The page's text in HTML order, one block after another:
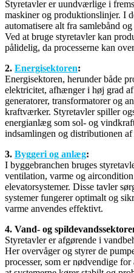
Styretavler er uundværlige i
maskiner og produktionslinjer. I
automatisere alt fra samlebånd
Ved at bruge styretavler kan
pålidelig, da processerne kan
2. Energisektoren:
Energisektoren, herunder både
elektricitet, afhænger i høj grad
generatorer, transformatorer og
kraftværker. Styretavler spiller
energianlæg som sol- og
indsamlingen og distributionen af
3. Byggeri og anlæg:
I byggebranchen bruges
ventilation, varme og
elevatorsystemer. Disse tavler
systemer fungerer optimalt og
varme anvendes effektivt.
4. Vand- og
Styretavler er afgørende i
Her overvåger og styrer de
processer, som er nødvendige